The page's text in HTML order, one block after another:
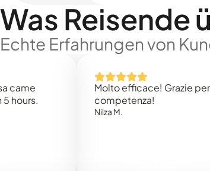
Was Reisende
Echte Erfahrungen von
Molto efficace! Grazie per la
competenza!